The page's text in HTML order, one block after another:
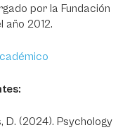
por la Fundación
año 2012.
D. (2024). Psychology